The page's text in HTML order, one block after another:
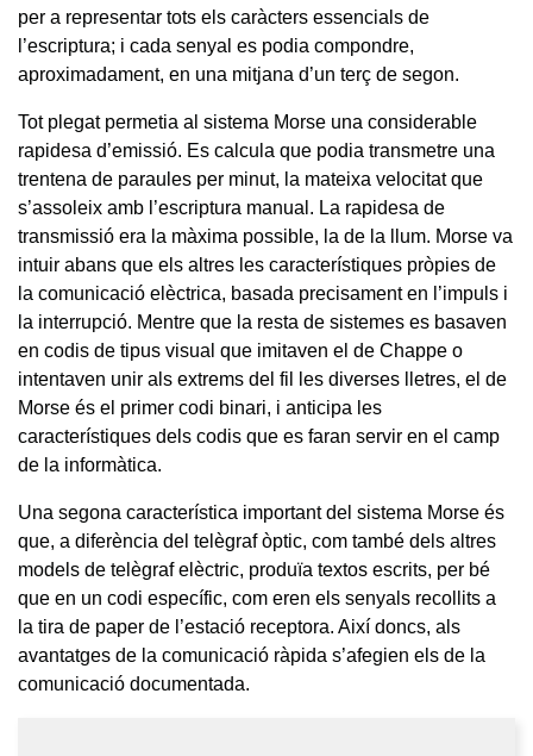
per a representar tots els caràcters essencials de
l’escriptura; i cada senyal es podia compondre,
aproximadament, en una mitjana d’un terç de segon.
Tot plegat permetia al sistema Morse una considerable
rapidesa d’emissió. Es calcula que podia transmetre una
trentena de paraules per minut, la mateixa velocitat que
s’assoleix amb l’escriptura manual. La rapidesa de
transmissió era la màxima possible, la de la llum. Morse va
intuir abans que els altres les característiques pròpies de
la comunicació elèctrica, basada precisament en l’impuls i
la interrupció. Mentre que la resta de sistemes es basaven
en codis de tipus visual que imitaven el de Chappe o
intentaven unir als extrems del fil les diverses lletres, el de
Morse és el primer codi binari, i anticipa les
característiques dels codis que es faran servir en el camp
de la informàtica.
Una segona característica important del sistema Morse és
que, a diferència del telègraf òptic, com també dels altres
models de telègraf elèctric, produïa textos escrits, per bé
que en un codi específic, com eren els senyals recollits a
la tira de paper de l’estació receptora. Així doncs, als
avantatges de la comunicació ràpida s’afegien els de la
comunicació documentada.